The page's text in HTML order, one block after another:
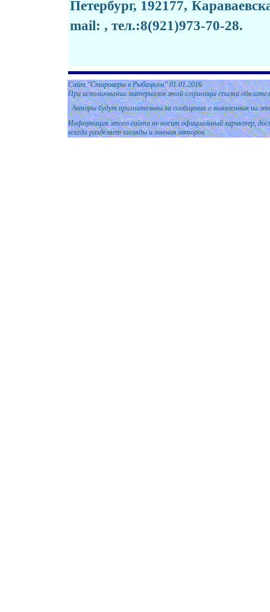
Петербург, 192177,
mail: , тел.:8(921)973-70-28.
Сайт"Староверы в Рыбацком" 01.01.2016
При использовании материалов этой страницы ссылка
Авторы будут признательны за сообщения о выявленных на
Информация этого сайта не носит официальный характер,
всегда разделяет взгляды и мнения авторов.